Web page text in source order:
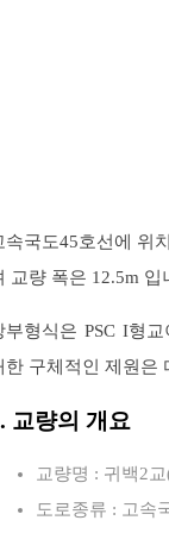
속국도45호선에 위
교량 폭은 12.5m 입
부형식은 PSC I형
한 구체적인 제원은
교량의 개요
교량명 : 귀백2
도로종류 : 고속